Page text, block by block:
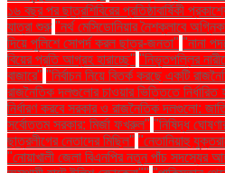
১৬ বছর পর ছাত্রশিবিরের প্রতিষ্ঠাবার্ষিকী
যাত্রা শুরু "নর্থ মেসিডোনিয়ার নৈশক্লাবে
দিয়ে পুলিশে সোপর্দ করল ছাত্র-জনতা" "নানা
বিয়ের প্রতি আগ্রহ হারাচ্ছে" "নিভৃতপল্লির
বাজারে" "নির্বাচন নিয়ে বিতর্ক করছে একটি
রাজনৈতিক দলগুলোর চাওয়ার ভিত্তিতে নির্ধারিত
নির্ধারণ করবে সরকার ও রাজনৈতিক দলগুলো:
সর্বোত্তম সরকার: মির্জা ফখরুল" "নিষিদ্ধ
ছাত্রলীগের নেতাদের মিছিল" "নেতানিয়াহু
"নোয়াখালী জেলা বিএনপির নতুন পাঁচ সদস্যের